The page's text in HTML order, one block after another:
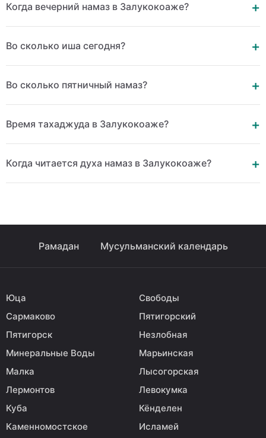
Когда вечерний намаз в Залукокоаже?
Во сколько иша сегодня?
Во сколько пятничный намаз?
Время тахаджуда в Залукокоаже?
Когда читается духа намаз в Залукокоаже?
Рамадан Мусульманский календарь
Юца
Свободы
Сармаково
Пятигорский
Пятигорск
Незлобная
Минеральные Воды
Марьинская
Малка
Лысогорская
Лермонтов
Левокумка
Куба
Кёнделен
Каменномостское
Исламей